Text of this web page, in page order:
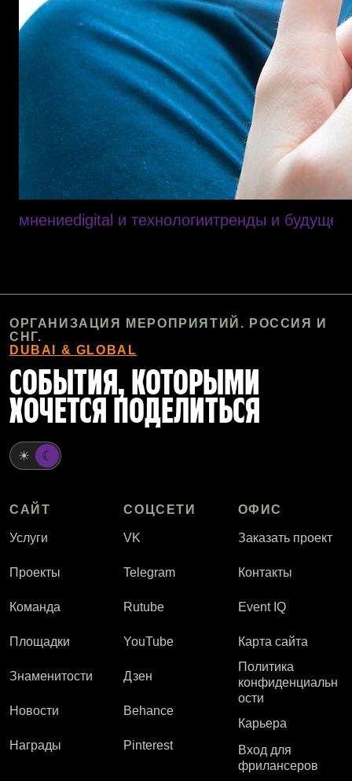
мнениеdigital и технологиитренды и будущее
ОРГАНИЗАЦИЯ МЕРОПРИЯТИЙ. РОССИЯ И
СНГ.
DUBAI & GLOBAL
СОБЫТИЯ, КОТОРЫМИ
ХОЧЕТСЯ ПОДЕЛИТЬСЯ
☀ ☾
САЙТ
Услуги
Проекты
Команда
Площадки
Знаменитости
Новости
Награды
СОЦСЕТИ
VK
Telegram
Rutube
YouTube
Дзен
Behance
Pinterest
ОФИС
Заказать проект
Контакты
Event IQ
Карта сайта
Политика
конфиденциальн
ости
Карьера
Вход для
фрилансеров